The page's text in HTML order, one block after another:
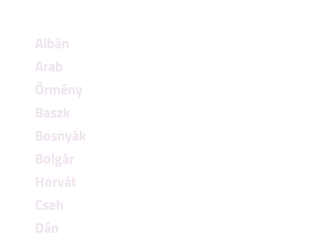
Albán
Arab
Örmény
Baszk
Bosnyák
Bolgár
Horvát
Cseh
Dán